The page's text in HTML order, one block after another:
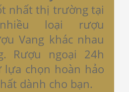
nhất thị trường tại
loại rượu
Vang khác nhau
Rượu ngoại 24h
lựa chọn hoàn hảo
dành cho bạn.